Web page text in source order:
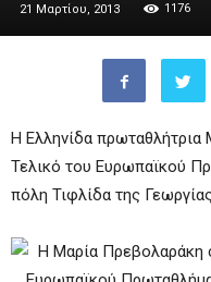
21 Μαρτίου, 2013 1176
Η Ελληνίδα πρωταθλήτρια
Τελικό του Ευρωπαϊκού
πόλη Τιφλίδα της